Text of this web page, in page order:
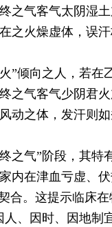
之气客气太阴湿
之火燥虚体，误
”倾向之人，若
之气客气少阴君
动之体，发汗则
之气”阶段，其
内在津血亏虚、
合。这提示临床
、因时、因地制